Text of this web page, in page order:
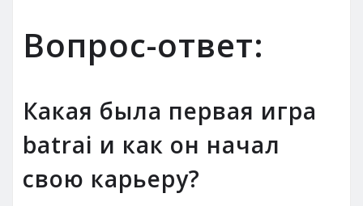
Вопрос-ответ:
Какая была первая игра
batrai и как он начал
свою карьеру?